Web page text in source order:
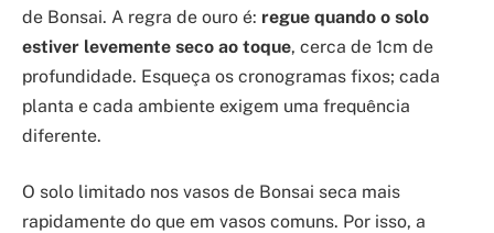
de Bonsai. A regra de ouro é: regue quando o solo
estiver levemente seco ao toque, cerca de 1cm de
profundidade. Esqueça os cronogramas fixos; cada
planta e cada ambiente exigem uma frequência
diferente.
O solo limitado nos vasos de Bonsai seca mais
rapidamente do que em vasos comuns. Por isso, a